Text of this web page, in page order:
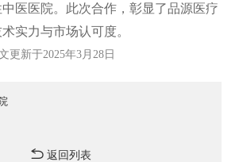
医医院。此次合作，彰显了品源医疗
实力与市场认可度。
更新于2025年3月28日
返回列表